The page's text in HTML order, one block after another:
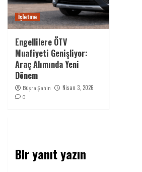
İşletme
Engellilere ÖTV
Muafiyeti Genişliyor:
Araç Alımında Yeni
Dönem
Büşra Şahin Nisan 3, 2026
0
Bir yanıt yazın